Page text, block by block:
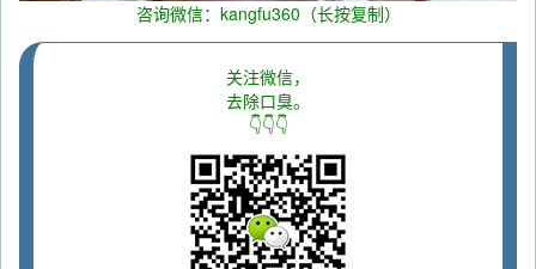
咨询微信：kangfu360（长按复制）
关注微信，
去除口臭。
👇👇👇